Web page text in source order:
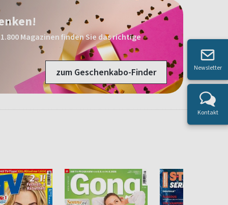
Magazinen finden Sie das richtige
zum Geschenkabo-Finder Newsletter
Kontakt